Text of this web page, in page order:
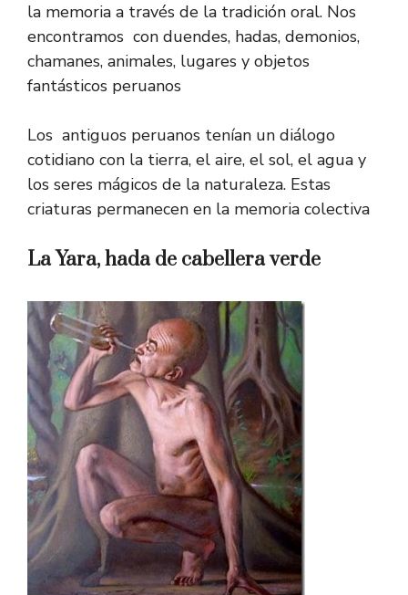
la memoria a través de la tradición oral. Nos
encontramos con duendes, hadas, demonios,
chamanes, animales, lugares y objetos
fantásticos peruanos
Los antiguos peruanos tenían un diálogo
cotidiano con la tierra, el aire, el sol, el agua y
los seres mágicos de la naturaleza. Estas
criaturas permanecen en la memoria colectiva
La Yara, hada de cabellera verde